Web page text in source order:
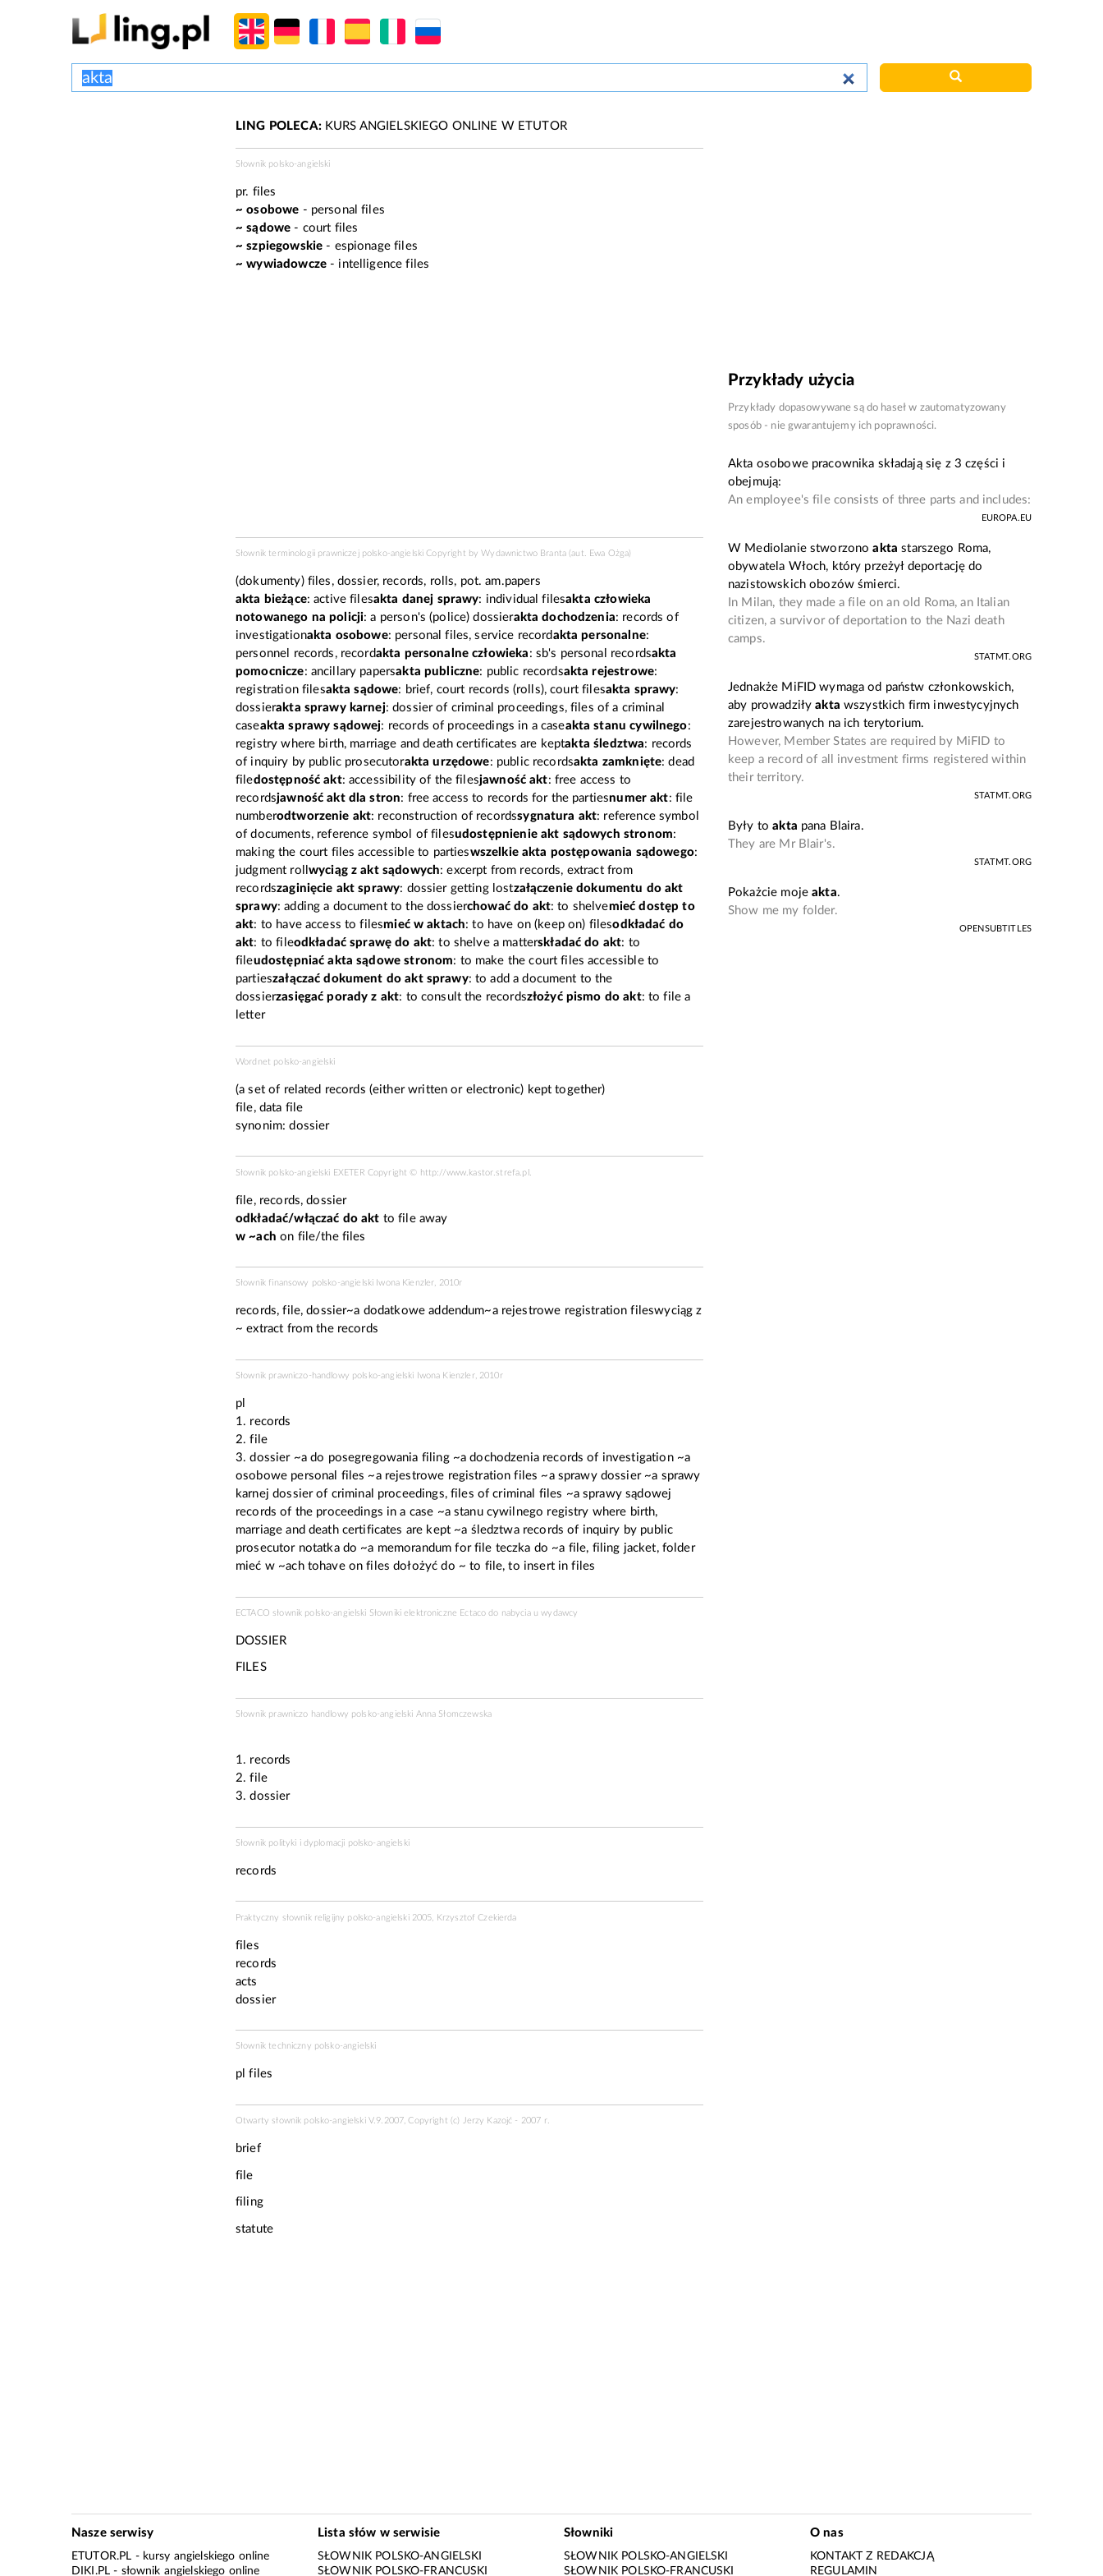
LING POLECA:KURS ANGIELSKIEGO ONLINE W ETUTOR
Słownik polsko-angielski
pr. files
~ osobowe - personal files
~ sądowe - court files
~ szpiegowskie - espionage files
~ wywiadowcze- intelligence files
Słownik terminologii prawniczej polsko-angielski Copyright byWydawnictwo Branta (aut. Ewa Ożga)
(dokumenty) files, dossier, records, rolls, pot. am.papers
akta bieżące: active filesakta danej sprawy: individual filesakta człowieka
notowanego na policji: a person's (police) dossierakta dochodzenia: records of
investigationakta osobowe: personal files, service recordakta personalne:
personnel records, recordakta personalne człowieka : sb's personal recordsakta
pomocnicze: ancillary papersakta publiczne: public recordsakta rejestrowe:
registration filesakta sądowe: brief, court records (rolls), court filesakta sprawy:
dossierakta sprawy karnej: dossier of criminal proceedings, files of a criminal
caseakta sprawy sądowej: records of proceedings in a caseakta stanu cywilnego:
registry where birth, marriage and death certificates are keptakta śledztwa: records
of inquiry by public prosecutorakta urzędowe: public recordsakta zamknięte: dead
filedostępność akt: accessibility of the filesjawność akt: free access to
recordsjawność akt dla stron: free access to records for the partiesnumer akt: file
numberodtworzenie akt: reconstruction of recordssygnatura akt: reference symbol
of documents, reference symbol of filesudostępnienie akt sądowych stronom:
making the court files accessible to partieswszelkie akta postępowania sądowego:
judgment roll wyciąg z akt sądowych: excerpt from records, extract from
recordszaginięcie akt sprawy: dossier getting lostzałączenie dokumentu do akt
sprawy: adding a document to the dossierchować do akt: to shelvemieć dostęp to
akt: to have access to filesmieć w aktach: to have on (keep on) filesodkładać do
akt: to fileodkładać sprawę do akt: to shelve a matterskładać do akt: to
fileudostępniać akta sądowe stronom: to make the court files accessible to
partieszałączać dokument do akt sprawy: to add a document to the
dossierzasięgać porady z akt: to consult the recordszłożyć pismo do akt: to file a
letter
Wordnet polsko-angielski
(a set of related records (either written or electronic) kept together)
file, data file
synonim:dossier
Słownik polsko-angielski EXETER Copyright © http://www.kastor.strefa.pl
file, records, dossier
odkładać/włączać do akt to file away
w ~ach on file/the files
Słownik finansowy polsko-angielski Iwona Kienzler, 2010r
records, file, dossier~a dodatkowe addendum~a rejestrowe registration fileswyciąg z
~ extract from the records
Słownik prawniczo-handlowy polsko-angielski Iwona Kienzler, 2010r
pl
1. records
2. file
3. dossier ~a do posegregowania filing ~a dochodzenia records of investigation ~a
osobowe personal files ~a rejestrowe registration files ~a sprawy dossier ~a sprawy
karnej dossier of criminal proceedings, files of criminal files ~a sprawy sądowej
records of the proceedings in a case ~a stanu cywilnego registry where birth,
marriage and death certificates are kept ~a śledztwa records of inquiry by public
prosecutor notatka do ~a memorandum for file teczka do ~a file, filing jacket, folder
mieć w ~ach tohave on files dołożyć do ~ to file, to insert in files
ECTACO słownik polsko-angielski Słowniki elektroniczne Ectaco do nabycia uwydawcy
DOSSIER
FILES
Słownik prawniczo handlowy polsko-angielski Anna Słomczewska
1. records
2. file
3. dossier
Słownik polityki i dyplomacji polsko-angielski
records
Praktyczny słownik religijny polsko-angielski 2005, Krzysztof Czekierda
files
records
acts
dossier
Słownik techniczny polsko-angielski
pl files
Otwarty słownik polsko-angielski V.9.2007, Copyright (c) Jerzy Kazojć - 2007 r.
brief
file
filing
statute
Przykłady użycia
Przykłady dopasowywane są do haseł w zautomatyzowany
sposób - nie gwarantujemy ich poprawności.
Akta osobowe pracownika składają się z 3 części i
obejmują:
An employee's file consists of three parts and includes:
EUROPA.EU
W Mediolanie stworzonoakta starszego Roma,
obywatela Włoch, który przeżył deportację do
nazistowskich obozów śmierci.
In Milan, they made a file on an old Roma, an Italian
citizen, a survivor of deportation to the Nazi death
camps.
STATMT.ORG
Jednakże MiFID wymaga od państw członkowskich,
aby prowadziłyakta wszystkich firm inwestycyjnych
zarejestrowanych na ich terytorium.
However, Member States are required by MiFID to
keep a record of all investment firms registered within
their territory.
STATMT.ORG
Były toakta pana Blaira.
They are Mr Blair's.
STATMT.ORG
Pokażcie mojeakta.
Show me my folder.
OPENSUBTITLES
Nasze serwisy
ETUTOR.PL - kursy angielskiego online
DIKI.PL - słownik angielskiego online
Lista słów w serwisie
SŁOWNIK POLSKO-ANGIELSKI
SŁOWNIK POLSKO-FRANCUSKI
Słowniki
SŁOWNIK POLSKO-ANGIELSKI
SŁOWNIK POLSKO-FRANCUSKI
O nas
KONTAKT Z REDAKCJĄ
REGULAMIN